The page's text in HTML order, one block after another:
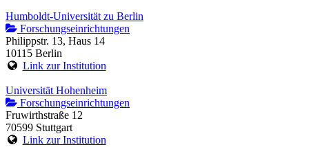
Humboldt-Universität zu Berlin
Forschungseinrichtungen
Philippstr. 13, Haus 14
10115 Berlin
Link zur Institution
Universität Hohenheim
Forschungseinrichtungen
Fruwirthstraße 12
70599 Stuttgart
Link zur Institution